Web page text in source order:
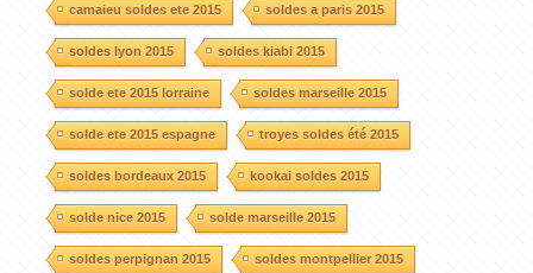
camaieu soldes ete 2015 soldes a paris 2015
soldes lyon 2015 soldes kiabi 2015
solde ete 2015 lorraine soldes marseille 2015
solde ete 2015 espagne troyes soldes été 2015
soldes bordeaux 2015 kookai soldes 2015
solde nice 2015 solde marseille 2015
soldes perpignan 2015 soldes montpellier 2015